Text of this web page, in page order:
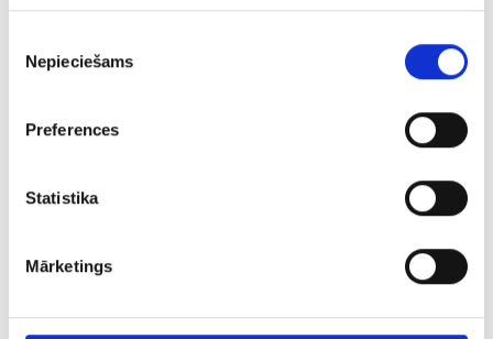
izvēle
Nepieciešams
Preferences
Statistika
Mārketings